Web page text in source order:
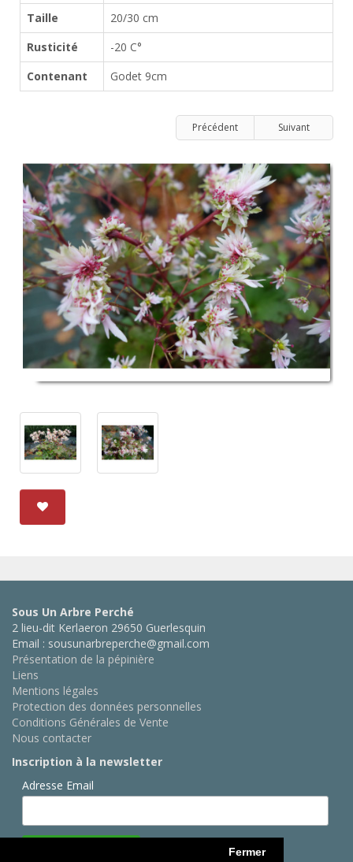
Fermer
Taille
20/30 cm
Rusticité
-20 C°
Contenant
Godet 9cm
Précédent Suivant
Sous Un Arbre Perché
2 lieu-dit Kerlaeron 29650 Guerlesquin
Email : sousunarbreperche@gmail.com
Présentation de la pépinière
Liens
Mentions légales
Protection des données personnelles
Conditions Générales de Vente
Nous contacter
Inscription à la newsletter
Adresse Email